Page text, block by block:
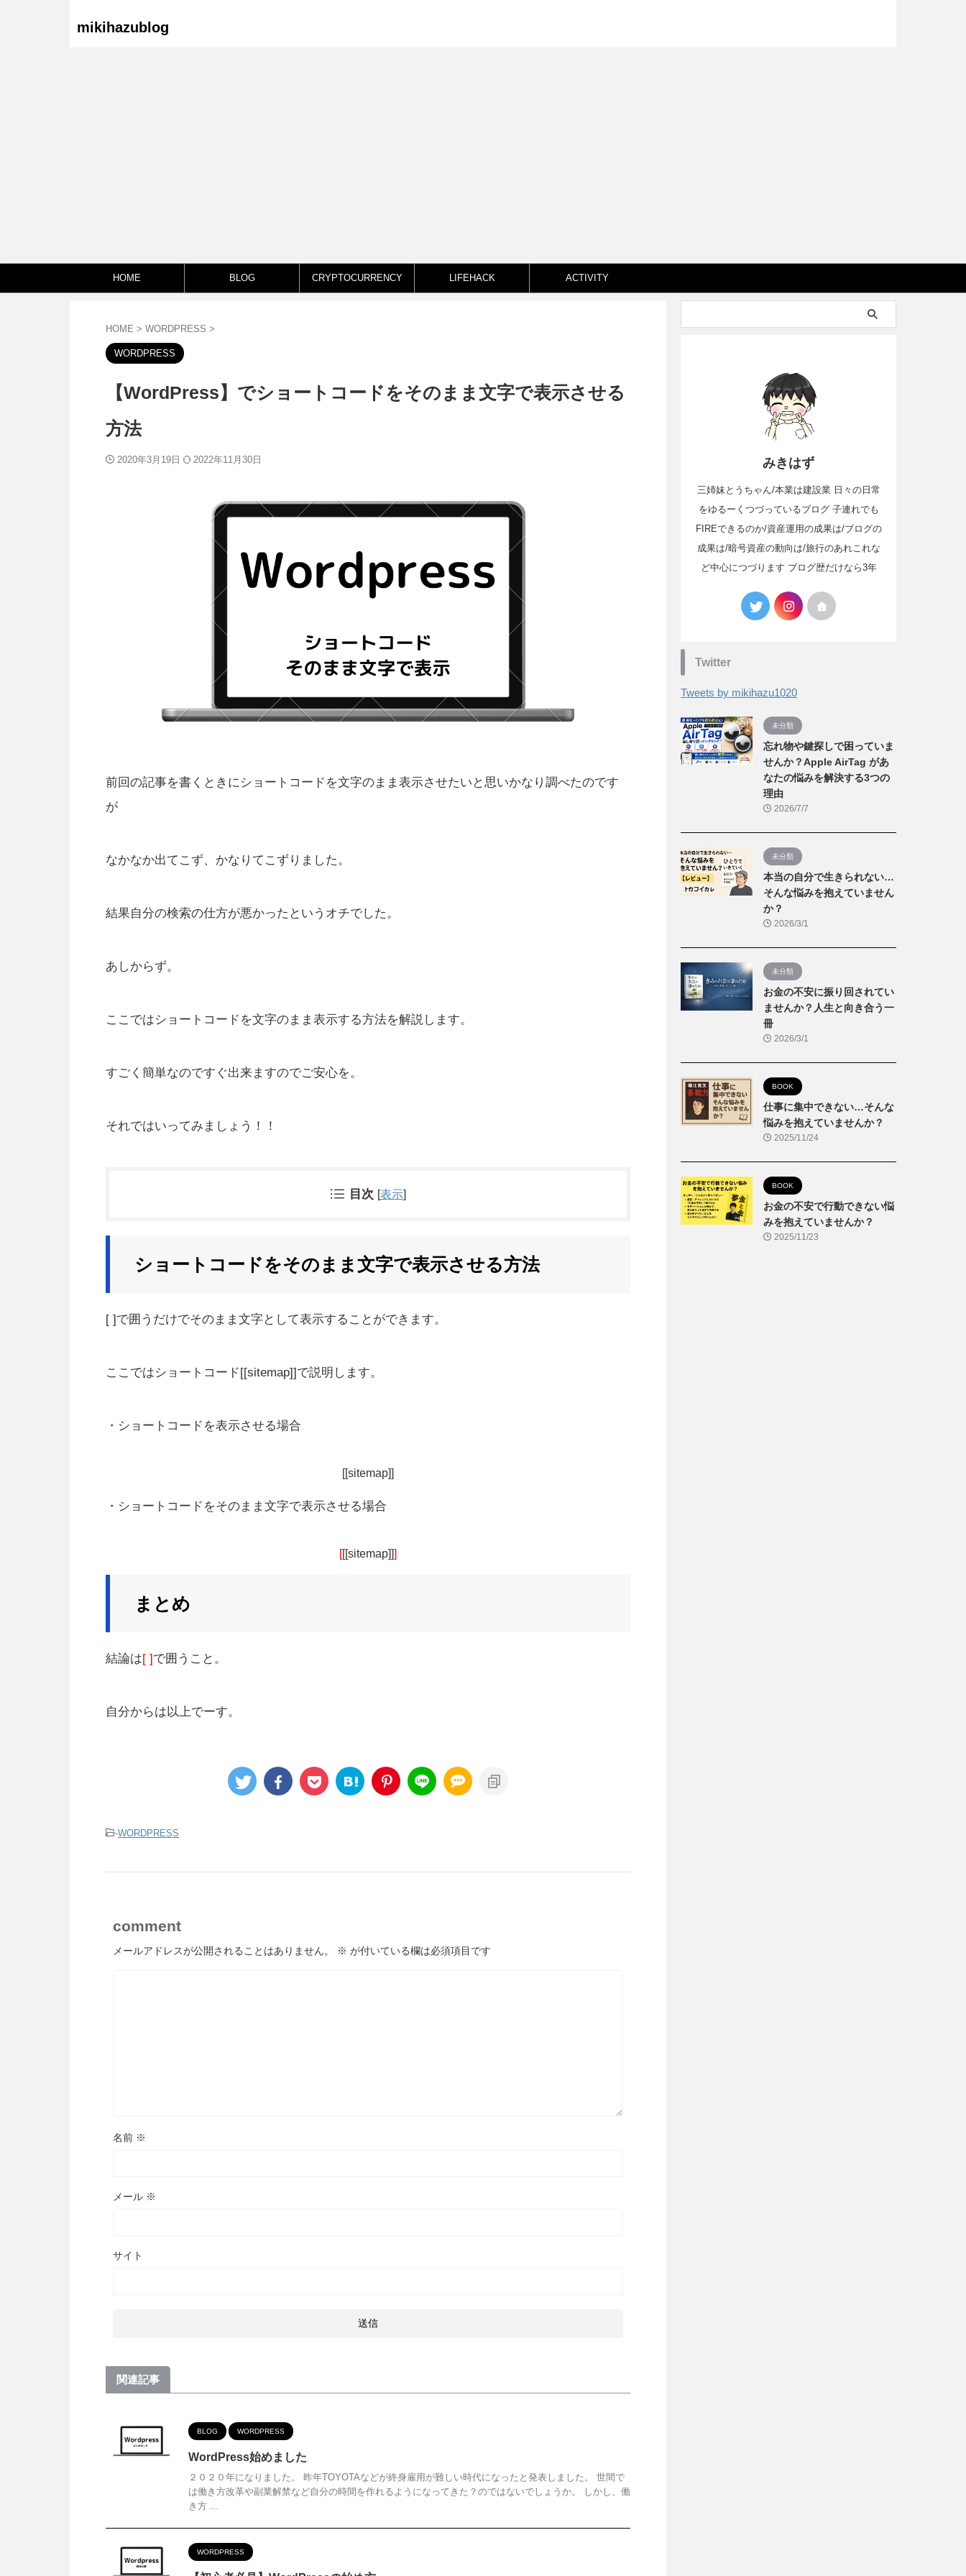
mikihazublog
HOME BLOG CRYPTOCURRENCY LIFEHACK ACTIVITY
HOME > WORDPRESS >
WORDPRESS
【WordPress】でショートコードをそのまま文字で表示させる
方法
2020年3月19日 2022年11月30日
前回の記事を書くときにショートコードを文字のまま表示させたいと思いかなり調べたのです
が
なかなか出てこず、かなりてこずりました。
結果自分の検索の仕方が悪かったというオチでした。
あしからず。
ここではショートコードを文字のまま表示する方法を解説します。
すごく簡単なのですぐ出来ますのでご安心を。
それではいってみましょう！！
目次 [表示]
ショートコードをそのまま文字で表示させる方法
[ ]で囲うだけでそのまま文字として表示することができます。
ここではショートコード[[sitemap]]で説明します。
・ショートコードを表示させる場合
[[sitemap]]
・ショートコードをそのまま文字で表示させる場合
[[[sitemap]]]
まとめ
結論は[ ] で囲うこと。
自分からは以上でーす。
-WORDPRESS
comment
メールアドレスが公開されることはありません。 ※ が付いている欄は必須項目です
名前 ※
メール ※
サイト
関連記事
BLOG WORDPRESS
WordPress始めました
２０２０年になりました。 昨年TOYOTAなどが終身雇用が難しい時代になったと発表しました。 世間で
は働き方改革や副業解禁など自分の時間を作れるようになってきた？のではないでしょうか。 しかし、働
き方 ...
WORDPRESS
みきはず
三姉妹とうちゃん/本業は建設業 日々の日常
をゆるーくつづっているブログ 子連れでも
FIREできるのか/資産運用の成果は/ブログの
成果は/暗号資産の動向は/旅行のあれこれな
ど中心につづります ブログ歴だけなら3年
Twitter
Tweets by mikihazu1020
未分類
忘れ物や鍵探しで困っていま
せんか？Apple AirTag があ
なたの悩みを解決する3つの
理由
2026/7/7
未分類
本当の自分で生きられない…
そんな悩みを抱えていません
か？
2026/3/1
未分類
お金の不安に振り回されてい
ませんか？人生と向き合う一
冊
2026/3/1
BOOK
仕事に集中できない…そんな
悩みを抱えていませんか？
2025/11/24
BOOK
お金の不安で行動できない悩
みを抱えていませんか？
2025/11/23